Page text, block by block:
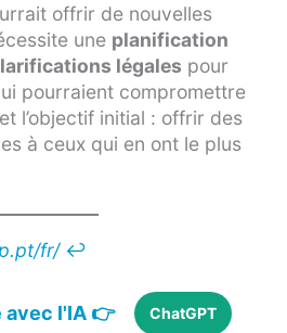
offrir de nouvelles
une planification
légales pour
pourraient compromettre
l’objectif initial : offrir des
à ceux qui en ont le plus
fr/ ↩︎
avec l'IA 👉 ChatGPT